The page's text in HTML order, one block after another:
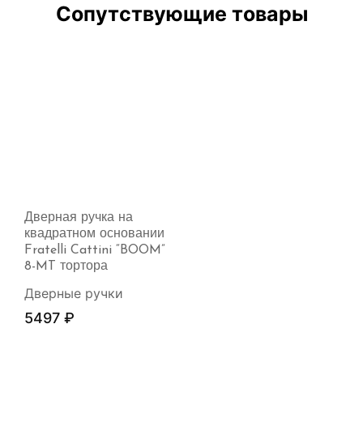
Сопутствующие товары
Дверная ручка на
квадратном основании
Fratelli Cattini “BOOM”
8-MT тортора
Дверные ручки
5497 ₽